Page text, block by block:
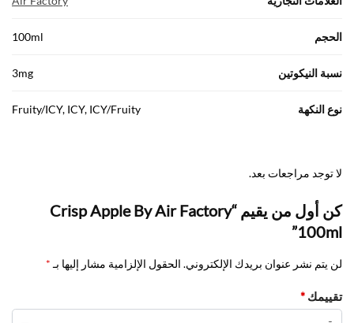
الحجم 100ml
نسبة النيكوتين 3mg
نوع النكهة Fruity/ICY, ICY, ICY/Fruity
لا توجد مراجعات بعد.
كن أول من يقيم “Crisp Apple By Air Factory
100ml”
لن يتم نشر عنوان بريدك الإلكتروني. الحقول الإلزامية مشار إليها بـ *
تقييمك *